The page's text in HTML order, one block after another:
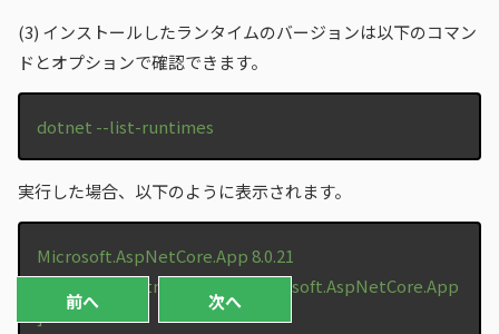
(3) インストールしたランタイムのバージョンは以下のコマン
ドとオプションで確認できます。
dotnet --list-runtimes
実行した場合、以下のように表示されます。
Microsoft.AspNetCore.App 8.0.21
[/usr/lib64/dotnet/shared/Microsoft.AspNetCore.App
前へ 次へ